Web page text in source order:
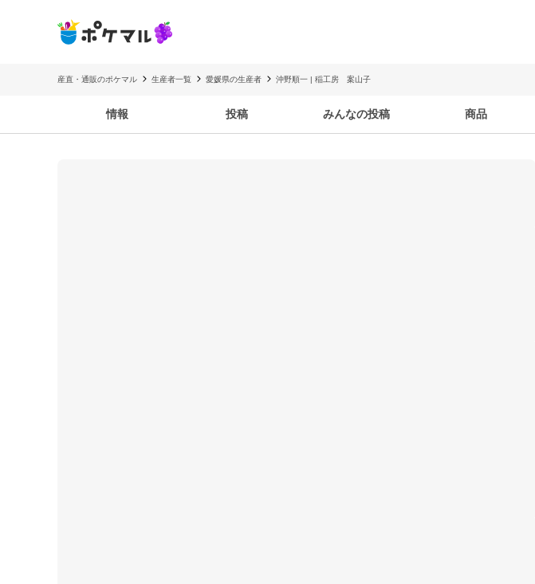
産直・通販のポケマル 生産者一覧 愛媛県の生産者 沖野順一 | 稲工房 案山子
情報 投稿 みんなの投稿 商品